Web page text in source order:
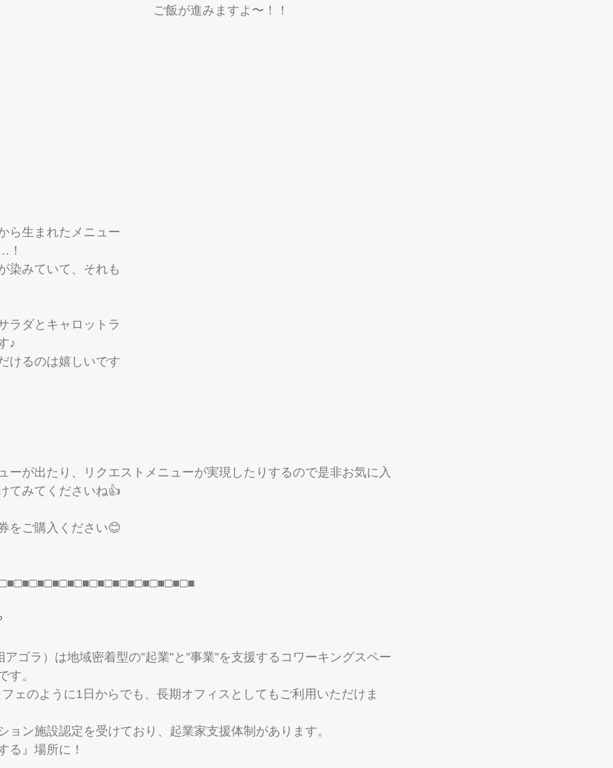
ご飯が進みますよ〜！！
ら生まれたメニュー
！
染みていて、それも
ラダとキャロットラ
♪
けるのは嬉しいです
ーが出たり、リクエストメニューが実現したりするので是非お気に入
てみてくださいね👍
をご購入ください😊
ゴラ）は地域密着型の”起業”と”事業”を支援するコワーキングスペー
す。
ェのように1日からでも、長期オフィスとしてもご利用いただけま
ョン施設認定を受けており、起業家支援体制があります。
る』場所に！